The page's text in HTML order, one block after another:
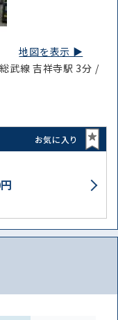
4地図を表示 ▶︎
武線 吉祥寺駅 3分 /
お気に入り